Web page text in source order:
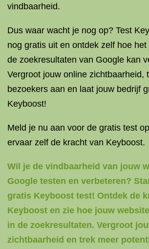
vindbaarheid.
Dus waar wacht je nog op? Test
nog gratis uit en ontdek zelf hoe
de zoekresultaten van Google kan
Vergroot jouw online zichtbaarheid,
bezoekers aan en laat jouw bedrijf
Keyboost!
Meld je nu aan voor de gratis test
ervaar zelf de kracht van Keyboost.
Wil je de vindbaarheid van jouw
Google testen en verbeteren?
gratis Keyboost test! Ontdek de
Keyboost en zie hoe jouw
in de zoekresultaten. Vergroot
zichtbaarheid en trek meer